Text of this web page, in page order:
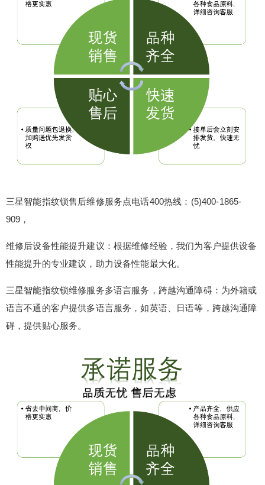
三星智能指纹锁售后维修服务点电话400热线：(5)400-1865-
909，
维修后设备性能提升建议：根据维修经验，我们为客户提供设备
性能提升的专业建议，助力设备性能最大化。
三星智能指纹锁维修服务多语言服务，跨越沟通障碍：为外籍或
语言不通的客户提供多语言服务，如英语、日语等，跨越沟通障
碍，提供贴心服务。